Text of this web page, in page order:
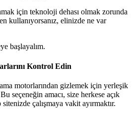
için teknoloji dehası olmak zorunda
kullanıyorsanız, elinizde ne var
başlayalım.
Kontrol Edin
motorlarından gizlemek için yerleşik
seçeneğin amacı, size herkese açık
çalışmaya vakit ayırmaktır.